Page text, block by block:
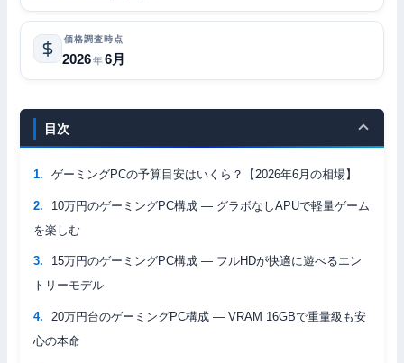
価格調査時点
2026年6月
目次
ゲーミングPCの予算目安はいくら？【2026年6月の相場】
10万円のゲーミングPC構成 — グラボなしAPUで軽量ゲーム
を楽しむ
15万円のゲーミングPC構成 — フルHDが快適に遊べるエン
トリーモデル
20万円台のゲーミングPC構成 — VRAM 16GBで重量級も安
心の本命